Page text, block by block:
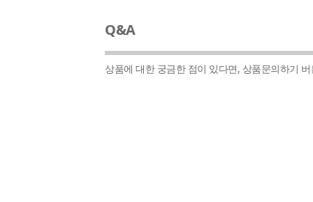
Q&A
상품에 대한 궁금한 점이 있다면, 상품문의하기